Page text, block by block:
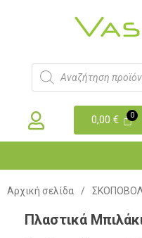
0,00€
Αρχική σελίδα /
Πλαστικά